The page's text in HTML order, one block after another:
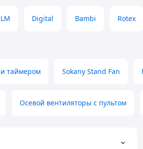
Digital Bambi Rotex
таймером Sokany Stand Fan
Осевой вентиляторы с пультом